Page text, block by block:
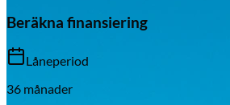
Beräkna finansiering
Låneperiod
36 månader